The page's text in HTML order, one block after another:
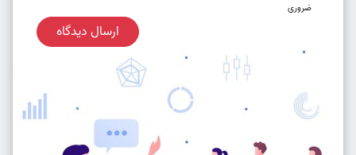
ضروری
ارسال دیدگاه